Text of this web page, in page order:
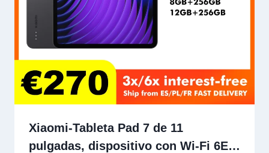
Xiaomi-Tableta Pad 7 de 11
pulgadas, dispositivo con Wi-Fi 6E…